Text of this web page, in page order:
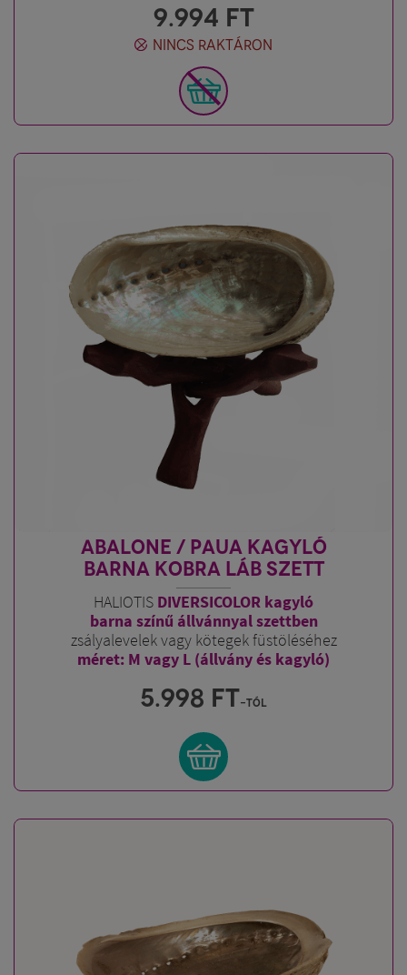
9.994 FT
NINCS RAKTÁRON
ABALONE / PAUA KAGYLÓ
BARNA KOBRA LÁB SZETT
HALIOTIS DIVERSICOLOR kagyló
barna színű állvánnyal szettben
zsályalevelek vagy kötegek füstöléséhez
méret: M vagy L (állvány és kagyló)
5.998 FT-tól